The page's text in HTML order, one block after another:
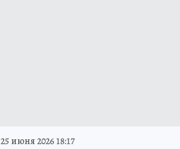
25 июня 2026 18:17